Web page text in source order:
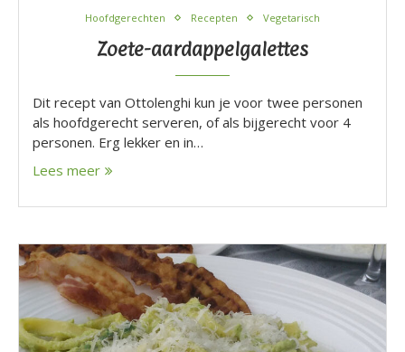
Hoofdgerechten Recepten Vegetarisch
Zoete-aardappelgalettes
Dit recept van Ottolenghi kun je voor twee personen
als hoofdgerecht serveren, of als bijgerecht voor 4
personen. Erg lekker en in…
Lees meer